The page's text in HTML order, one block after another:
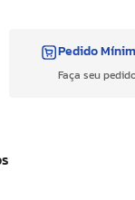
Pedido
Faça seu